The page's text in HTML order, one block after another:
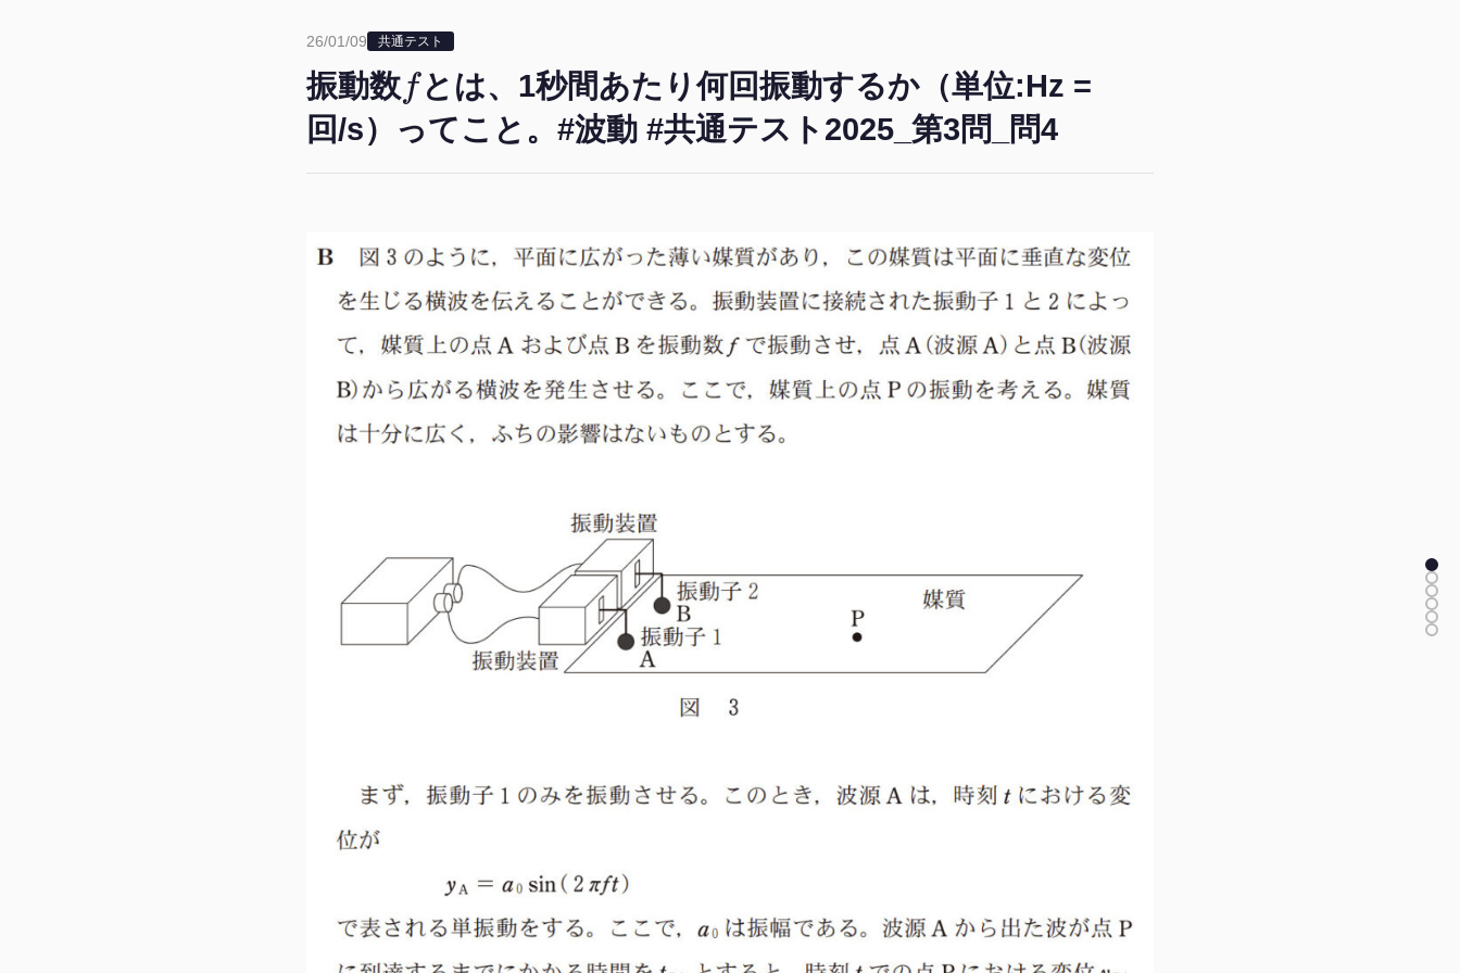
26/01/09 共通テスト
振動数
f
とは、1秒間あたり何回振動するか（単位:Hz =
回/s）ってこと。#波動 #共通テスト2025_第3問_問4